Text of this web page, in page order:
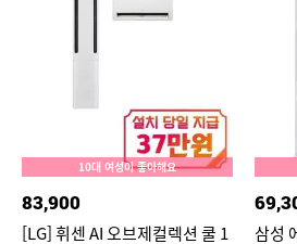
10대 여성이 좋아해요
83,900
[LG] 휘센 AI 오브제컬렉션 쿨 1
삼성